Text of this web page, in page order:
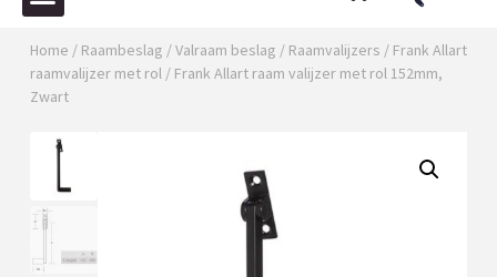
Home / Raambeslag /Valraam beslag / Raamvalijzers / Frank Allart
raamvalijzer met rol / Frank Allart raam valijzer met rol 152mm,
Zwart